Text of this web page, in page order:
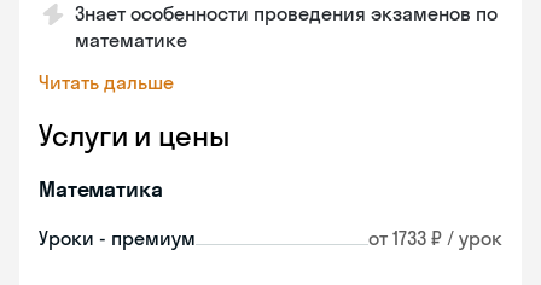
Знает особенности проведения экзаменов по
математике
Читать дальше
Услуги и цены
Математика
Уроки - премиум от 1733 ₽ / урок